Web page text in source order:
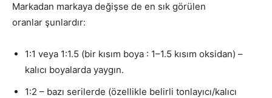
Markadan markaya değişse de en sık görülen
oranlar şunlardır:
1:1 veya 1:1.5 (bir kısım boya : 1–1.5 kısım oksidan) –
kalıcı boyalarda yaygın.
1:2 – bazı serilerde (özellikle belirli tonlayıcı/kalıcı